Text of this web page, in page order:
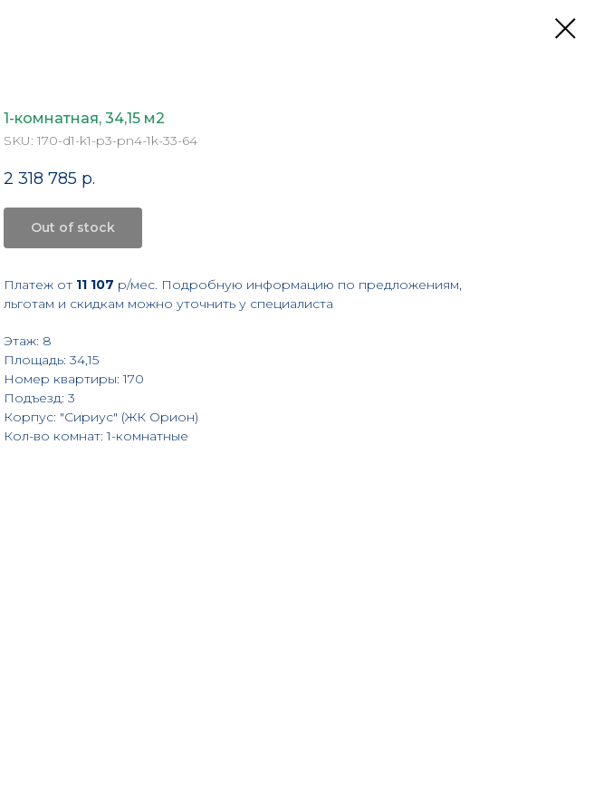
1-комнатная, 34,15 м2
SKU: 170-d1-k1-p3-pn4-1k-33-64
2 318 785 р.
Out of stock
Платеж от 11 107 р/мес. Подробную информацию по предложениям,
льготам и скидкам можно уточнить у специалиста
Этаж: 8
Площадь: 34,15
Номер квартиры: 170
Подъезд: 3
Корпус: "Сириус" (ЖК Орион)
Кол-во комнат: 1-комнатные